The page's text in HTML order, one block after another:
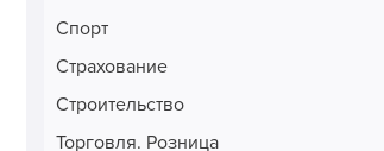
Спорт
Страхование
Строительство
Торговля. Розница